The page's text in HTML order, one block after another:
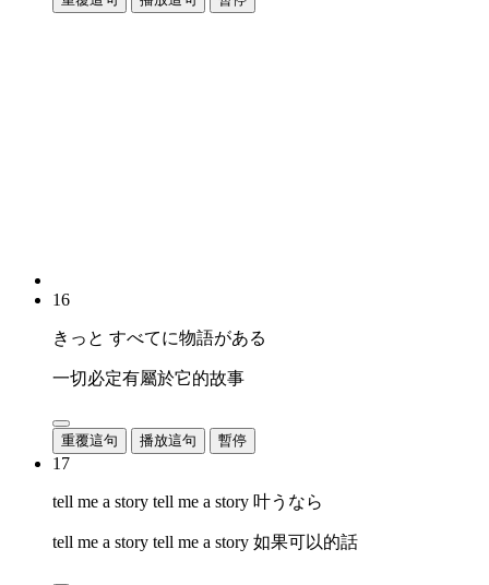
16
きっと すべてに物語がある
一切必定有屬於它的故事
重覆這句 播放這句 暫停
17
tell me a story tell me a story 叶うなら
tell me a story tell me a story 如果可以的話